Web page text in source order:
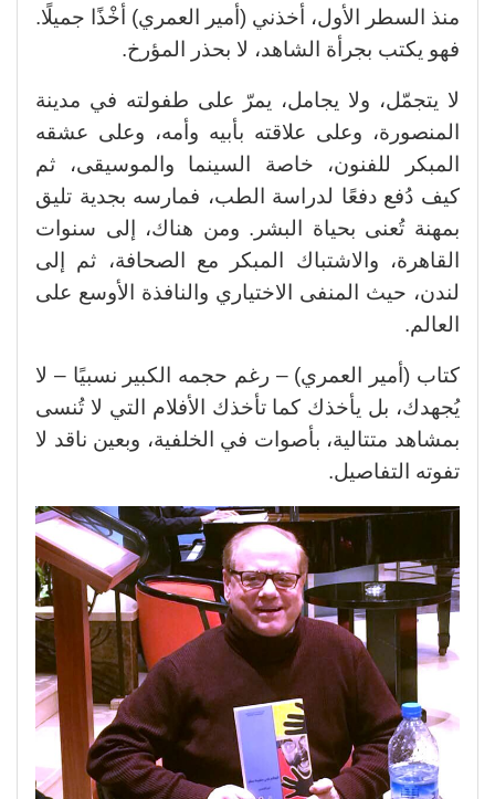
منذ السطر الأول، أخذني (أمير العمري) أخْذًا جميلًا.
فهو يكتب بجرأة الشاهد، لا بحذر المؤرخ.
لا يتجمّل، ولا يجامل، يمرّ على طفولته في مدينة
المنصورة، وعلى علاقته بأبيه وأمه، وعلى عشقه
المبكر للفنون، خاصة السينما والموسيقى، ثم
كيف دُفع دفعًا لدراسة الطب، فمارسه بجدية تليق
بمهنة تُعنى بحياة البشر. ومن هناك، إلى سنوات
القاهرة، والاشتباك المبكر مع الصحافة، ثم إلى
لندن، حيث المنفى الاختياري والنافذة الأوسع على
العالم.
كتاب (أمير العمري) – رغم حجمه الكبير نسبيًا – لا
يُجهدك، بل يأخذك كما تأخذك الأفلام التي لا تُنسى
بمشاهد متتالية، بأصوات في الخلفية، وبعين ناقد لا
تفوته التفاصيل.